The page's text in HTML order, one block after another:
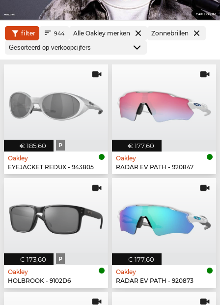
filter 944 Alle Oakley merken Zonnebrillen
€ 185,60 P
Oakley
EYEJACKET REDUX - 943805
€ 177,60
Oakley
RADAR EV PATH - 920847
€ 173,60 P
Oakley
HOLBROOK - 9102D6
€ 177,60
Oakley
RADAR EV PATH - 920873